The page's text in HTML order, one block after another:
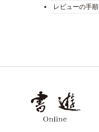
レビューの手順